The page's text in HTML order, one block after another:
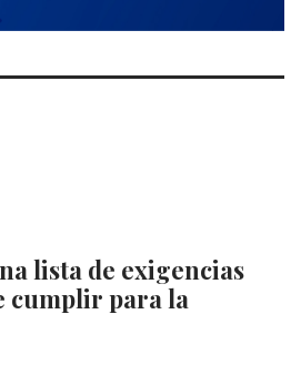
lista de exigencias
cumplir para la